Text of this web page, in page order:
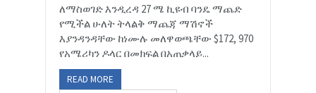
ለማስወገድ እንዲረዳ 27 ሜ ኪዩብ ባንዴ ማጨድ
የሚችል ሁለት ትላልቅ ማጨጃ ማሽኖች
እያንዳንዳቸው ከነሙሉ መለዋወጫቸው $172, 970
የአሜሪካን ዶላር በመክፍል በአጠቃላይ...
READ MORE